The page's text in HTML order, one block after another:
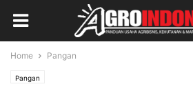
Home Pangan
Pangan